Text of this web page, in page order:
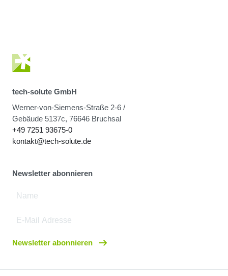
tech-solute GmbH
Werner-von-Siemens-Straße 2-6 /
Gebäude 5137c, 76646 Bruchsal
+49 7251 93675-0
kontakt@tech-solute.de
Newsletter abonnieren
Newsletter abonnieren